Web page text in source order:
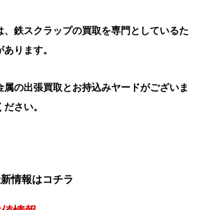
鉄スクラップの買取を専門としているた
ります。
の出張買取とお持込みヤードがございま
さい。
情報はコチラ